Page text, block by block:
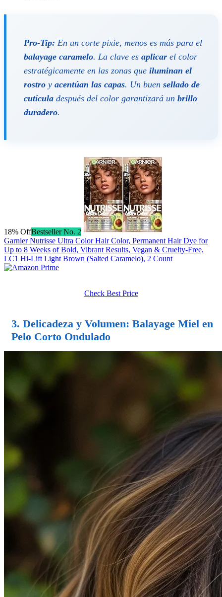
Pro-Tip: En un corte pixie, menos es más para el
balayage caramelo. La clave es aplicar el color
estratégicamente en las zonas que iluminan el
rostro y acentúan las capas. Un buen sellado de
cutícula después del color garantizará un brillo
duradero.
18% OffBestseller No. 2
Garnier Nutrisse Ultra Color Hair Color, Permanent Hair Dye for
Up to 8 Weeks of Bold, Vibrant Results, Vegan & Cruelty-Free,
LC1 Hi-Lift Light Brown (Salted Caramelo), 2 Count
Check Best Price
3. Delicadeza y Volumen: Balayage Miel en
Pelo Corto Ondulado